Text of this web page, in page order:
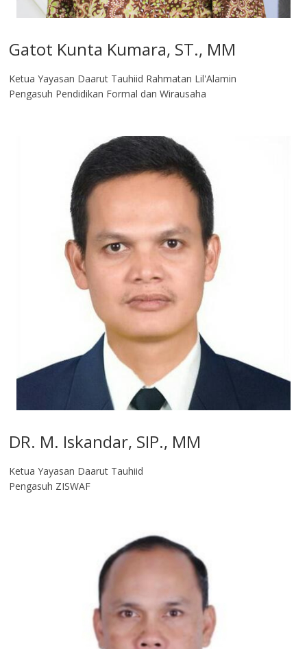
Gatot Kunta Kumara, ST., MM
Ketua Yayasan Daarut Tauhiid Rahmatan Lil'Alamin
Pengasuh Pendidikan Formal dan Wirausaha
DR. M. Iskandar, SIP., MM
Ketua Yayasan Daarut Tauhiid
Pengasuh ZISWAF